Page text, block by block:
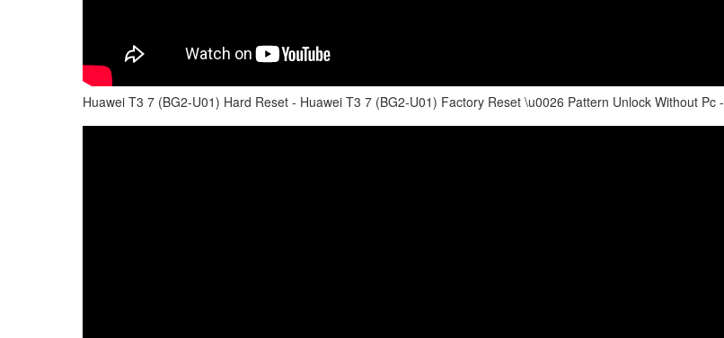
Huawei T3 7 (BG2-U01) Hard Reset - Huawei T3 7 (BG2-U01) Factory Reset \u0026 Pattern Unlock Without Pc -